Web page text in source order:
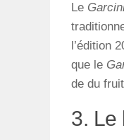
Le
l’édition
que le
de du
3. Le